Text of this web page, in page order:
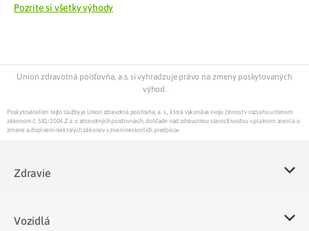
Pozrite si všetky výhody
Union zdravotná poisťovňa, a.s. si vyhradzuje právo na zmeny poskytovaných
výhod.
Poskytovateľom tejto služby je Union zdravotná poisťovňa, a. s., ktorá vykonáva svoju činnosť v rozsahu určenom
zákonom č. 581/2004 Z.z. o zdravotných poisťovniach, dohľade nad zdravotnou starostlivosťou v platnom znení a o
zmene a doplnení niektorých zákonov v znení neskorších predpisov.
Zdravie
Vozidlá​